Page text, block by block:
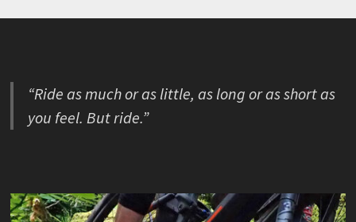
“Ride as much or as little, as long or as short as
you feel. But ride.”